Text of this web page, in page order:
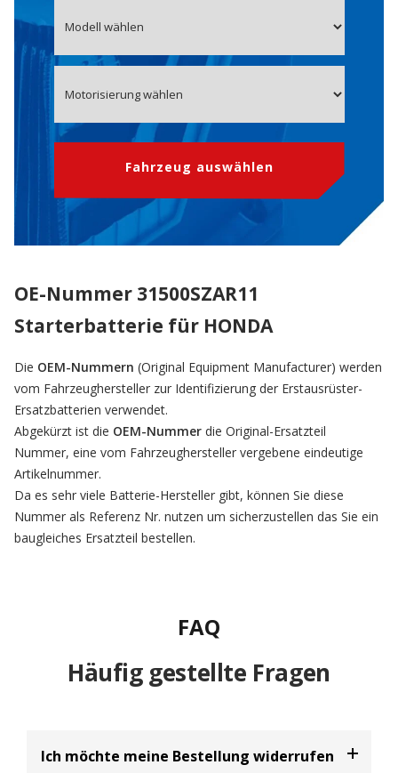
Fahrzeug auswählen
OE-Nummer 31500SZAR11
Starterbatterie für HONDA
Die OEM-Nummern (Original Equipment Manufacturer) werden
vom Fahrzeughersteller zur Identifizierung der Erstausrüster-
Ersatzbatterien verwendet.
Abgekürzt ist die OEM-Nummer die Original-Ersatzteil
Nummer, eine vom Fahrzeughersteller vergebene eindeutige
Artikelnummer.
Da es sehr viele Batterie-Hersteller gibt, können Sie diese
Nummer als Referenz Nr. nutzen um sicherzustellen das Sie ein
baugleiches Ersatzteil bestellen.
FAQ
Häufig gestellte Fragen
Ich möchte meine Bestellung widerrufen